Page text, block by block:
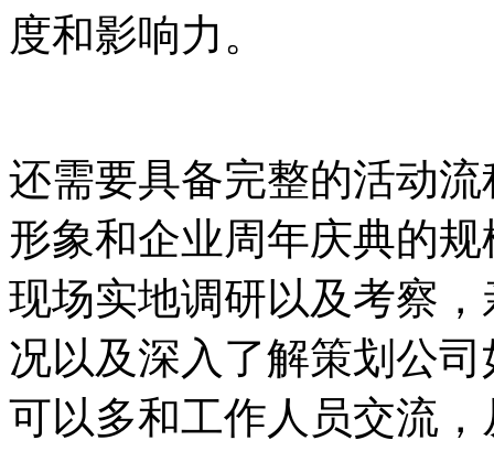
度和影响力。
还需要具备完整的活动
形象和企业周年庆典的
现场实地调研以及考察
况以及深入了解策划公
可以多和工作人员交流